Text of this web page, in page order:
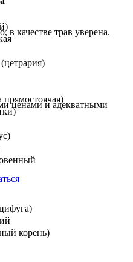
прямостоячая)
корень)
в качестве трав уверена.
ценами и адекватными